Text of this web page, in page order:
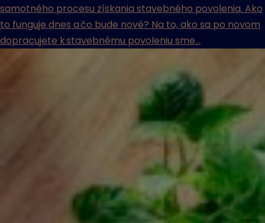
samotného procesu získania stavebného povolenia. Ako
to funguje dnes a čo bude nové? Na to, ako sa po novom
dopracujete k stavebnému povoleniu sme...